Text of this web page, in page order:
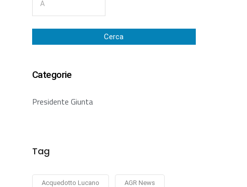
Cerca
Categorie
Presidente Giunta
Tag
Acquedotto Lucano AGR News